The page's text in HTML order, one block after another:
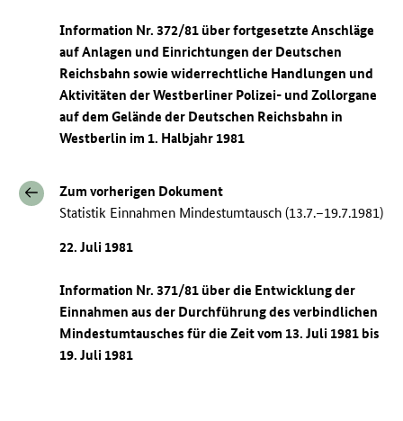
Information Nr. 372/81 über fortgesetzte Anschläge
auf Anlagen und Einrichtungen der Deutschen
Reichsbahn sowie widerrechtliche Handlungen und
Aktivitäten der Westberliner Polizei- und Zollorgane
auf dem Gelände der Deutschen Reichsbahn in
Westberlin im 1. Halbjahr 1981
Zum vorherigen Dokument
Statistik Einnahmen Mindestumtausch (13.7.–19.7.1981)
22. Juli 1981
Information Nr. 371/81 über die Entwicklung der
Einnahmen aus der Durchführung des verbindlichen
Mindestumtausches für die Zeit vom 13. Juli 1981 bis
19. Juli 1981